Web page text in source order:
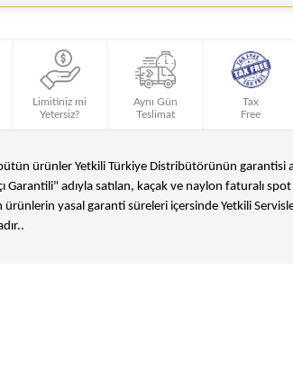
Limitiniz mi
Yetersiz?
Aynı Gün
Teslimat
Tax
Free
ürünler Yetkili Türkiye Distribütörünün garantisi
Garantili" adıyla satılan, kaçak ve naylon faturalı
ürünlerin yasal garanti süreleri içersinde Yetkili